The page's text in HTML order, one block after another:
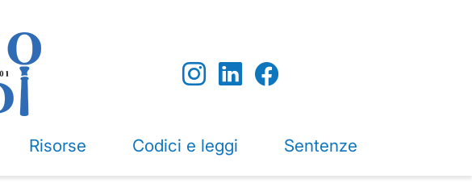
Risorse Codici e leggi Sentenze